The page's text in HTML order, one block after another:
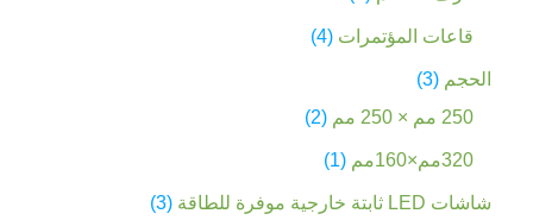
قاعات المؤتمرات 4
الحجم
3
250 مم × 250 مم
2
320مم×160مم 1
شاشات LED ثابتة خارجية موفرة للطاقة 3